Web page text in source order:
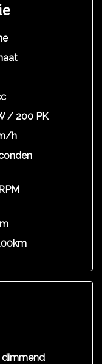
/ 200 PK
h
dimmend